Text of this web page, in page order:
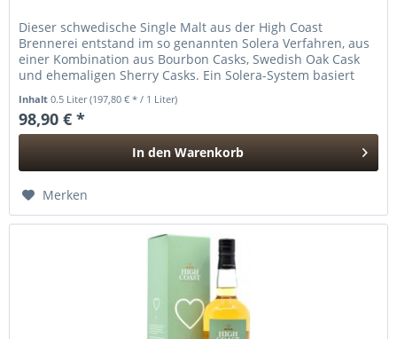
Dieser schwedische Single Malt aus der High Coast
Brennerei entstand im so genannten Solera Verfahren, aus
einer Kombination aus Bourbon Casks, Swedish Oak Cask
und ehemaligen Sherry Casks. Ein Solera-System basiert
Inhalt0.5 Liter(197,80 € * / 1 Liter)
98,90 € *
In den Warenkorb
Merken